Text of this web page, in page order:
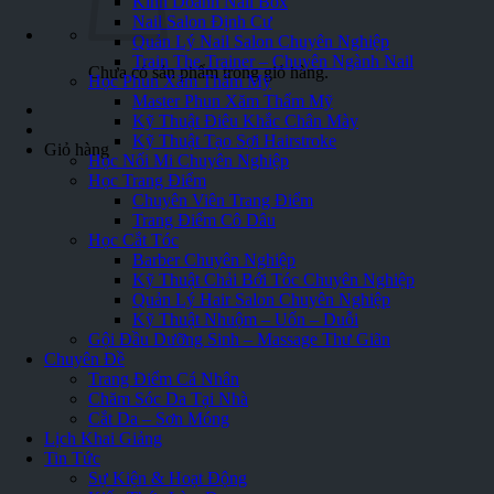
Chưa có sản phẩm trong giỏ hàng.
Giỏ hàng
Nail Salon Định Cư
Quản Lý Nail Salon Chuyên Nghiệp
Train The Trainer – Chuyên Ngành Nail
Học Phun Xăm Thẩm Mỹ
Master Phun Xăm Thẩm Mỹ
Kỹ Thuật Điêu Khắc Chân Mày
Kỹ Thuật Tạo Sợi Hairstroke
Học Nối Mi Chuyên Nghiệp
Học Trang Điểm
Chuyên Viên Trang Điểm
Trang Điểm Cô Dâu
Học Cắt Tóc
Barber Chuyên Nghiệp
Kỹ Thuật Chải Bới Tóc Chuyên Nghiệp
Quản Lý Hair Salon Chuyên Nghiệp
Kỹ Thuật Nhuộm – Uốn – Duỗi
Gội Đầu Dưỡng Sinh – Massage Thư Giãn
Chuyên Đề
Trang Điểm Cá Nhân
Chăm Sóc Da Tại Nhà
Cắt Da – Sơn Móng
Lịch Khai Giảng
Tin Tức
Sự Kiện & Hoạt Động